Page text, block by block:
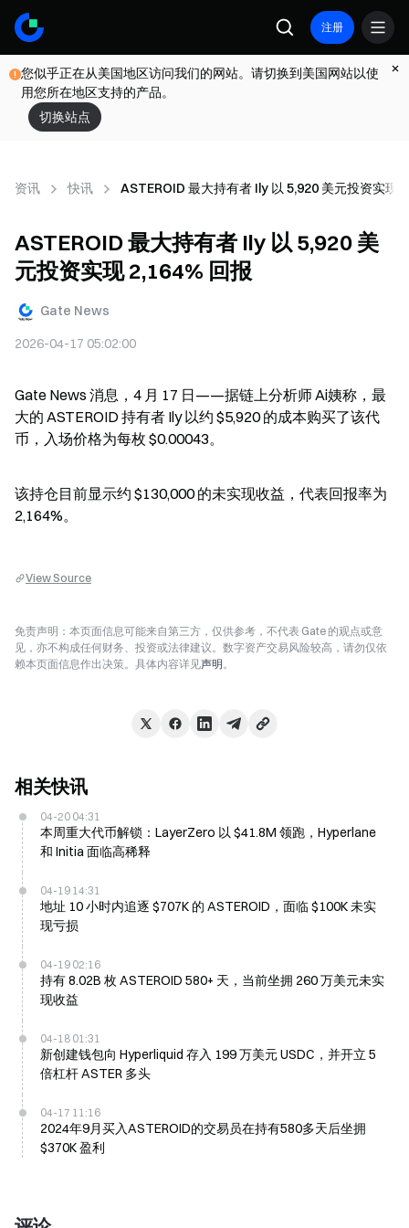
注册
您似乎正在从美国地区访问我们的网站。请切换到美国网站以使
用您所在地区支持的产品。
切换站点
资讯 快讯 ASTEROID 最大持有者 Ily 以 5,920 美元投资实现
ASTEROID 最大持有者 Ily 以 5,920 美
元投资实现 2,164% 回报
Gate News
2026-04-17 05:02:00
Gate News 消息，4 月 17 日——据链上分析师 Ai姨称，最
大的 ASTEROID 持有者 Ily 以约 $5,920 的成本购买了该代
币，入场价格为每枚 $0.00043。
该持仓目前显示约 $130,000 的未实现收益，代表回报率为
2,164%。
View Source
免责声明：本页面信息可能来自第三方，仅供参考，不代表 Gate 的观点或意
见，亦不构成任何财务、投资或法律建议。数字资产交易风险较高，请勿仅依
赖本页面信息作出决策。具体内容详见声明。
相关快讯
04-20 04:31
本周重大代币解锁：LayerZero 以 $41.8M 领跑，Hyperlane
和 Initia 面临高稀释
04-19 14:31
地址 10 小时内追逐 $707K 的 ASTEROID，面临 $100K 未实
现亏损
04-19 02:16
持有 8.02B 枚 ASTEROID 580+ 天，当前坐拥 260 万美元未实
现收益
04-18 01:31
新创建钱包向 Hyperliquid 存入 199 万美元 USDC，并开立 5
倍杠杆 ASTER 多头
04-17 11:16
2024年9月买入ASTEROID的交易员在持有580多天后坐拥
$370K 盈利